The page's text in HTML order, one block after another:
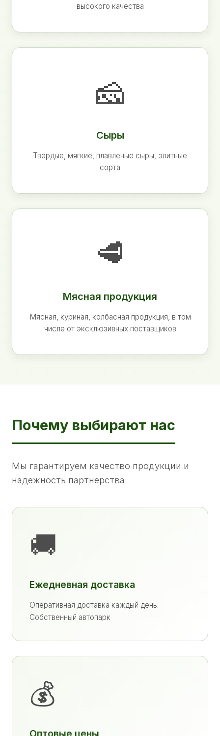
высокого качества
🧀
Сыры
Твердые, мягкие, плавленые сыры, элитные
сорта
🥩
Мясная продукция
Мясная, куриная, колбасная продукция, в том
числе от эксклюзивных поставщиков
Почему выбирают нас
Мы гарантируем качество продукции и
надежность партнерства
🚚
Ежедневная доставка
Оперативная доставка каждый день.
Собственный автопарк
💰
Оптовые цены